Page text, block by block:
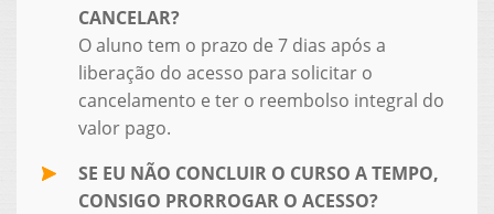
CANCELAR?
O aluno tem o prazo de 7 dias após a
liberação do acesso para solicitar o
cancelamento e ter o reembolso integral do
valor pago.
SE EU NÃO CONCLUIR O CURSO A TEMPO,
CONSIGO PRORROGAR O ACESSO?